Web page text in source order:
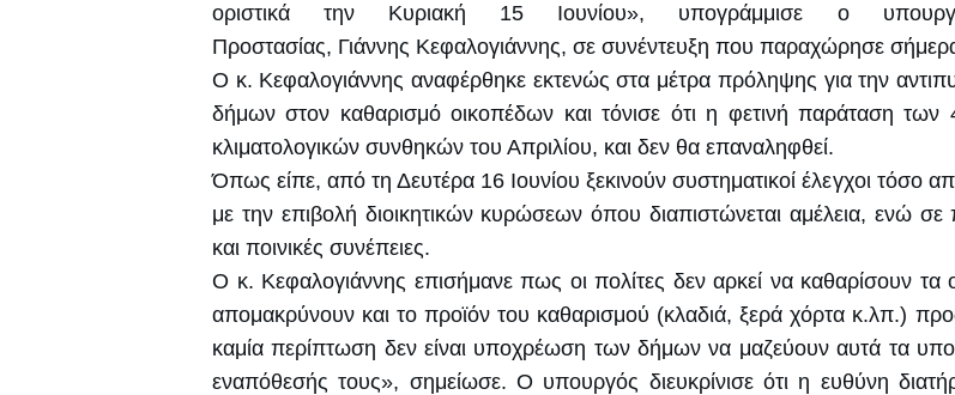
οριστικά την Κυριακή 15 Ιουνίου», υπογράμμισε ο
Προστασίας, Γιάννης Κεφαλογιάννης, σε συνέντευξη που παραχώρησε
Ο κ. Κεφαλογιάννης αναφέρθηκε εκτενώς στα μέτρα πρόληψης για την
δήμων στον καθαρισμό οικοπέδων και τόνισε ότι η φετινή παράταση
κλιματολογικών συνθηκών του Απριλίου, και δεν θα επαναληφθεί.
Όπως είπε, από τη Δευτέρα 16 Ιουνίου ξεκινούν συστηματικοί έλεγχοι τόσο
με την επιβολή διοικητικών κυρώσεων όπου διαπιστώνεται αμέλεια, ενώ
και ποινικές συνέπειες.
Ο κ. Κεφαλογιάννης επισήμανε πως οι πολίτες δεν αρκεί να καθαρίσουν
απομακρύνουν και το προϊόν του καθαρισμού (κλαδιά, ξερά χόρτα κ.λπ.)
καμία περίπτωση δεν είναι υποχρέωση των δήμων να μαζεύουν αυτά τα
εναπόθεσής τους», σημείωσε. Ο υπουργός διευκρίνισε ότι η ευθύνη